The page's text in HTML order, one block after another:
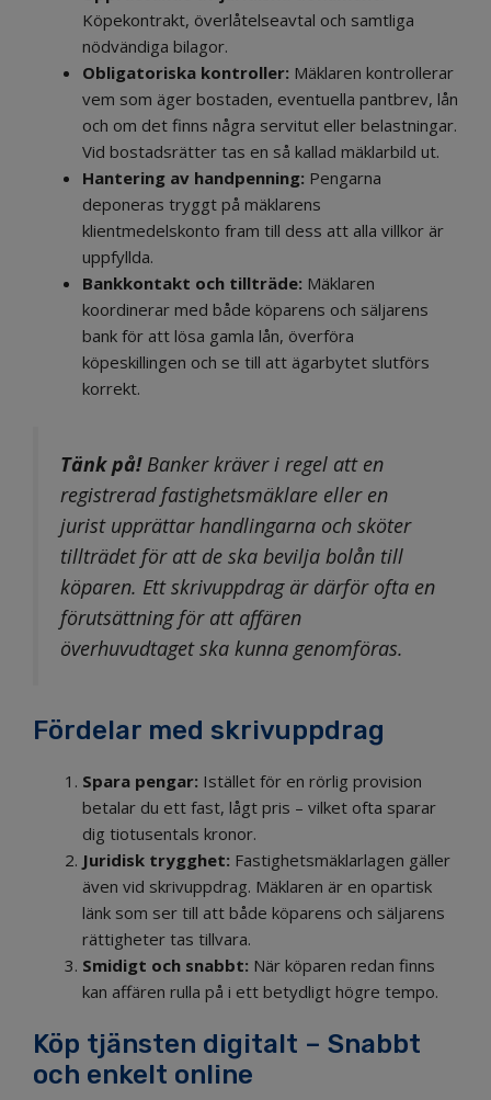
Köpekontrakt, överlåtelseavtal och samtliga
nödvändiga bilagor.
Obligatoriska kontroller: Mäklaren kontrollerar
vem som äger bostaden, eventuella pantbrev, lån
och om det finns några servitut eller belastningar.
Vid bostadsrätter tas en så kallad mäklarbild ut.
Hantering av handpenning: Pengarna
deponeras tryggt på mäklarens
klientmedelskonto fram till dess att alla villkor är
uppfyllda.
Bankkontakt och tillträde: Mäklaren
koordinerar med både köparens och säljarens
bank för att lösa gamla lån, överföra
köpeskillingen och se till att ägarbytet slutförs
korrekt.
Tänk på!Banker kräver i regel att en
registrerad fastighetsmäklare eller en
jurist upprättar handlingarna och sköter
tillträdet för att de ska bevilja bolån till
köparen. Ett skrivuppdrag är därför ofta en
förutsättning för att affären
överhuvudtaget ska kunna genomföras.
Fördelar med skrivuppdrag
Spara pengar: Istället för en rörlig provision
betalar du ett fast, lågt pris – vilket ofta sparar
dig tiotusentals kronor.
Juridisk trygghet: Fastighetsmäklarlagen gäller
även vid skrivuppdrag. Mäklaren är en opartisk
länk som ser till att både köparens och säljarens
rättigheter tas tillvara.
Smidigt och snabbt: När köparen redan finns
kan affären rulla på i ett betydligt högre tempo.
Köp tjänsten digitalt – Snabbt
och enkelt online